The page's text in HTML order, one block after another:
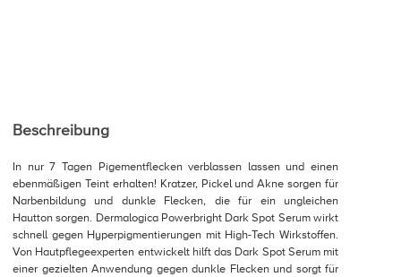
Beschreibung
In nur 7 Tagen Pigementflecken verblassen lassen und einen
ebenmäßigen Teint erhalten! Kratzer, Pickel und Akne sorgen für
Narbenbildung und dunkle Flecken, die für ein ungleichen
Hautton sorgen. Dermalogica Powerbright Dark Spot Serum wirkt
schnell gegen Hyperpigmentierungen mit High-Tech Wirkstoffen.
Von Hautpflegeexperten entwickelt hilft das Dark Spot Serum mit
einer gezielten Anwendung gegen dunkle Flecken und sorgt für